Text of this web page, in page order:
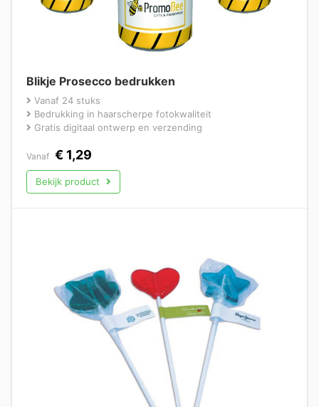
Blikje Prosecco bedrukken
Vanaf 24 stuks
Bedrukking in haarscherpe fotokwaliteit
Gratis digitaal ontwerp en verzending
Vanaf € 1,29
Bekijk product